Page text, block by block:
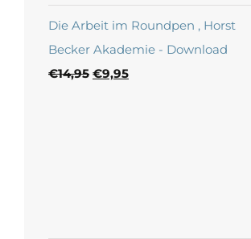
Die Arbeit im Roundpen , Horst
Becker Akademie - Download
€14,95 Ursprünglicher
€9,95Aktueller